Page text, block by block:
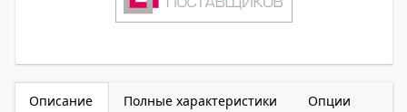
Описание Полные характеристики Опции